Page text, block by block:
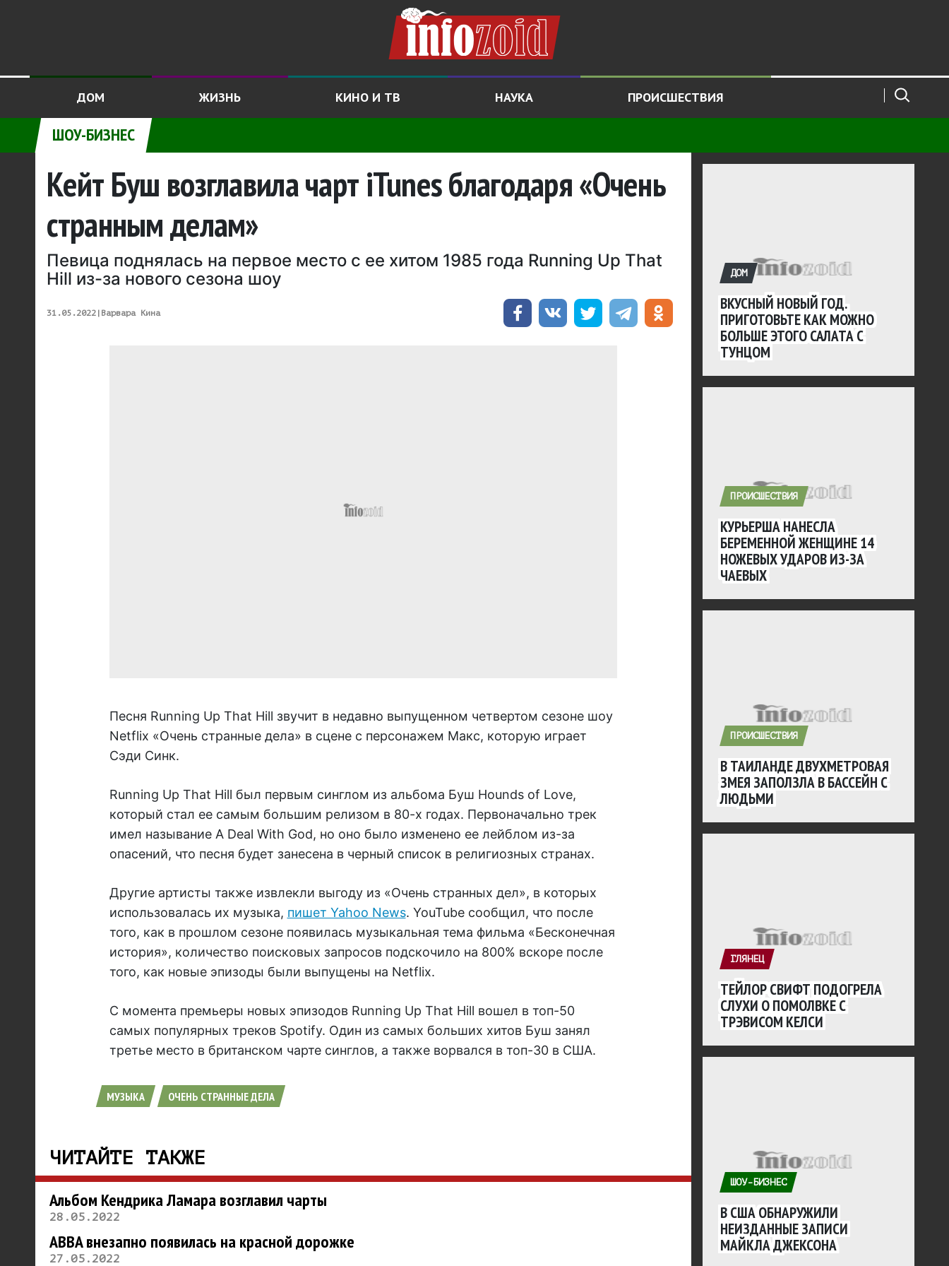
ДОМ ЖИЗНЬ КИНО И ТВ НАУКА ПРОИСШЕСТВИЯ
ШОУ-БИЗНЕС
Кейт Буш возглавила чарт iTunes благодаря «Очень
странным делам»
Певица поднялась на первое место с ее хитом 1985 года Running Up That
Hill из-за нового сезона шоу
31.05.2022| Варвара Кина
Песня Running Up That Hill звучит в недавно выпущенном четвертом сезоне шоу
Netflix «Очень странные дела» в сцене с персонажем Макс, которую играет
Сэди Синк.
Running Up That Hill был первым синглом из альбома Буш Hounds of Love,
который стал ее самым большим релизом в 80-х годах. Первоначально трек
имел называние A Deal With God, но оно было изменено ее лейблом из-за
опасений, что песня будет занесена в черный список в религиозных странах.
Другие артисты также извлекли выгоду из «Очень странных дел», в которых
использовалась их музыка, пишет Yahoo News. YouTube сообщил, что после
того, как в прошлом сезоне появилась музыкальная тема фильма «Бесконечная
история», количество поисковых запросов подскочило на 800% вскоре после
того, как новые эпизоды были выпущены на Netflix.
С момента премьеры новых эпизодов Running Up That Hill вошел в топ-50
самых популярных треков Spotify. Один из самых больших хитов Буш занял
третье место в британском чарте синглов, а также ворвался в топ-30 в США.
МУЗЫКА ОЧЕНЬ СТРАННЫЕ ДЕЛА
ЧИТАЙТЕ ТАКЖЕ
Альбом Кендрика Ламара возглавил чарты
28.05.2022
ABBA внезапно появилась на красной дорожке
27.05.2022
ДОМ
ВКУСНЫЙ НОВЫЙ ГОД.
ПРИГОТОВЬТЕ КАК МОЖНО
БОЛЬШЕ ЭТОГО САЛАТА С
ТУНЦОМ
ПРОИСШЕСТВИЯ
КУРЬЕРША НАНЕСЛА
БЕРЕМЕННОЙ ЖЕНЩИНЕ 14
НОЖЕВЫХ УДАРОВ ИЗ-ЗА
ЧАЕВЫХ
ПРОИСШЕСТВИЯ
В ТАИЛАНДЕ ДВУХМЕТРОВАЯ
ЗМЕЯ ЗАПОЛЗЛА В БАССЕЙН С
ЛЮДЬМИ
ГЛЯНЕЦ
ТЕЙЛОР СВИФТ ПОДОГРЕЛА
СЛУХИ О ПОМОЛВКЕ С
ТРЭВИСОМ КЕЛСИ
ШОУ-БИЗНЕС
В США ОБНАРУЖИЛИ
НЕИЗДАННЫЕ ЗАПИСИ
МАЙКЛА ДЖЕКСОНА